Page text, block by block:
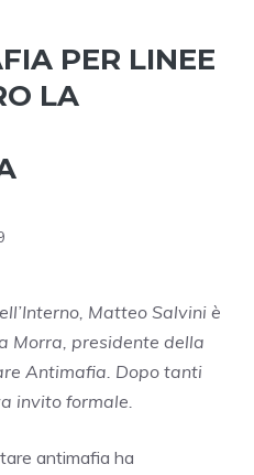
PER LINEE
LA
Matteo Salvini è
Morra, presidente della
Antimafia. Dopo tanti
invito formale.
antimafia ha